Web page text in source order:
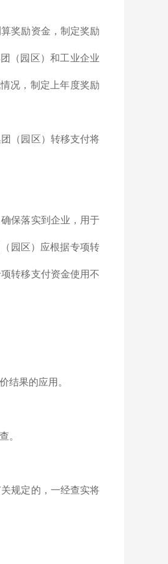
奖励资金，制定奖励
（园区）和工业企业
况，制定上年度奖励
（园区）转移支付将
保落实到企业，用于
园区）应根据专项转
转移支付资金使用不
结果的应用。
。
规定的，一经查实将